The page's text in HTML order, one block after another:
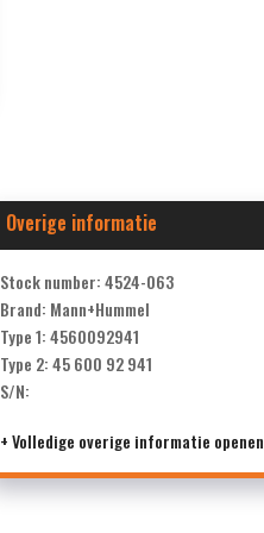
Overige informatie
Stock number: 4524-063
Brand: Mann+Hummel
Type 1: 4560092941
Type 2: 45 600 92 941
S/N:
+ Volledige overige informatie openen